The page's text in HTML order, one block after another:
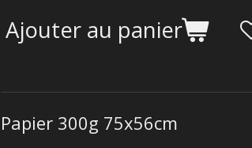
Ajouter au panier
Papier 300g 75x56cm